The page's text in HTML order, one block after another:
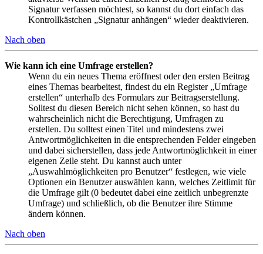
Signatur verfassen möchtest, so kannst du dort einfach das
Kontrollkästchen „Signatur anhängen“ wieder deaktivieren.
Nach oben
Wie kann ich eine Umfrage erstellen?
Wenn du ein neues Thema eröffnest oder den ersten Beitrag
eines Themas bearbeitest, findest du ein Register „Umfrage
erstellen“ unterhalb des Formulars zur Beitragserstellung.
Solltest du diesen Bereich nicht sehen können, so hast du
wahrscheinlich nicht die Berechtigung, Umfragen zu
erstellen. Du solltest einen Titel und mindestens zwei
Antwortmöglichkeiten in die entsprechenden Felder eingeben
und dabei sicherstellen, dass jede Antwortmöglichkeit in einer
eigenen Zeile steht. Du kannst auch unter
„Auswahlmöglichkeiten pro Benutzer“ festlegen, wie viele
Optionen ein Benutzer auswählen kann, welches Zeitlimit für
die Umfrage gilt (0 bedeutet dabei eine zeitlich unbegrenzte
Umfrage) und schließlich, ob die Benutzer ihre Stimme
ändern können.
Nach oben